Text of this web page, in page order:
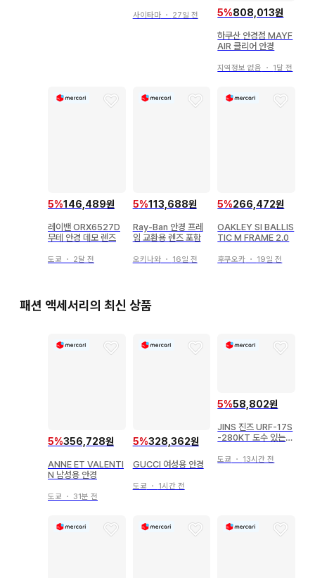
사이타마・ 27일 전 5%808,013원
하쿠산 안경점 MAYF
AIR 클리어 안경
지역정보 없음 ・ 1달 전
5%146,489원
레이밴 ORX6527D
무테 안경 데모 렌즈
도쿄 ・ 2달 전
5%113,688원
Ray-Ban 안경 프레
임 교환용 렌즈 포함
오키나와・ 16일 전
5%266,472원
OAKLEY SI BALLIS
TIC M FRAME 2.0
후쿠오카 ・ 19일 전
패션 액세서리의 최신 상품
5%356,728원
ANNE ET VALENTI
N 남성용 안경
도쿄 ・ 31분 전
5%328,362원
GUCCI 여성용 안경
도쿄 ・ 1시간 전
5%58,802원
JINS 진즈 URF-17S
-280KT 도수 있는
도쿄 ・ 13시간 전